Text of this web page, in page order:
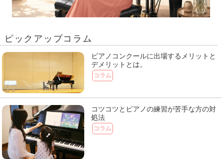
ピックアップコラム
ピアノコンクールに出場するメリットと
デメリットとは。
コラム
コツコツとピアノの練習が苦手な方の対
処法
コラム